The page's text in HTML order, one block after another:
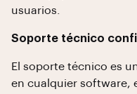
usuarios.
Soporte técnico
El soporte técnico es
en cualquier software,